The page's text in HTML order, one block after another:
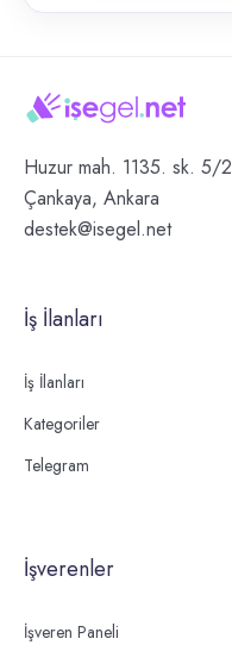
Huzur mah. 1135. sk. 5/2
Çankaya, Ankara
destek@isegel.net
İş İlanları
İş İlanları
Kategoriler
Telegram
İşverenler
İşveren Paneli